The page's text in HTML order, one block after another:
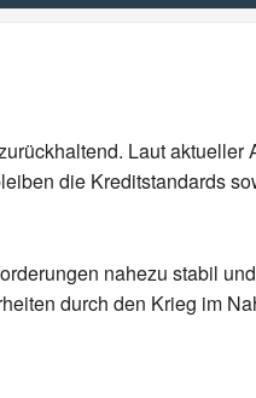
Laut aktueller
die Kreditstandards
nahezu stabil
durch den Krieg im